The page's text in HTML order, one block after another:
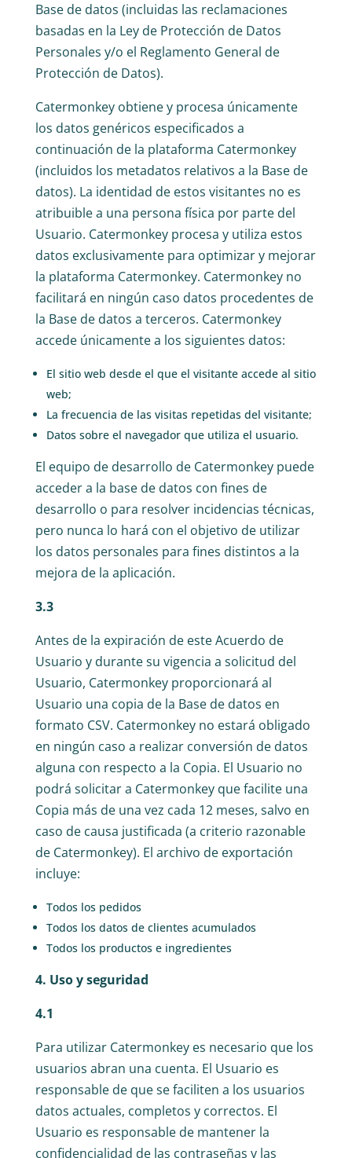
Base de datos (incluidas las reclamaciones
basadas en la Ley de Protección de Datos
Personales y/o el Reglamento General de
Protección de Datos).
Catermonkey obtiene y procesa únicamente
los datos genéricos especificados a
continuación de la plataforma Catermonkey
(incluidos los metadatos relativos a la Base de
datos). La identidad de estos visitantes no es
atribuible a una persona física por parte del
Usuario. Catermonkey procesa y utiliza estos
datos exclusivamente para optimizar y mejorar
la plataforma Catermonkey. Catermonkey no
facilitará en ningún caso datos procedentes de
la Base de datos a terceros. Catermonkey
accede únicamente a los siguientes datos:
El sitio web desde el que el visitante accede al sitio
web;
La frecuencia de las visitas repetidas del visitante;
Datos sobre el navegador que utiliza el usuario.
El equipo de desarrollo de Catermonkey puede
acceder a la base de datos con fines de
desarrollo o para resolver incidencias técnicas,
pero nunca lo hará con el objetivo de utilizar
los datos personales para fines distintos a la
mejora de la aplicación.
3.3
Antes de la expiración de este Acuerdo de
Usuario y durante su vigencia a solicitud del
Usuario, Catermonkey proporcionará al
Usuario una copia de la Base de datos en
formato CSV. Catermonkey no estará obligado
en ningún caso a realizar conversión de datos
alguna con respecto a la Copia. El Usuario no
podrá solicitar a Catermonkey que facilite una
Copia más de una vez cada 12 meses, salvo en
caso de causa justificada (a criterio razonable
de Catermonkey). El archivo de exportación
incluye:
Todos los pedidos
Todos los datos de clientes acumulados
Todos los productos e ingredientes
4. Uso y seguridad
4.1
Para utilizar Catermonkey es necesario que los
usuarios abran una cuenta. El Usuario es
responsable de que se faciliten a los usuarios
datos actuales, completos y correctos. El
Usuario es responsable de mantener la
confidencialidad de las contraseñas y las